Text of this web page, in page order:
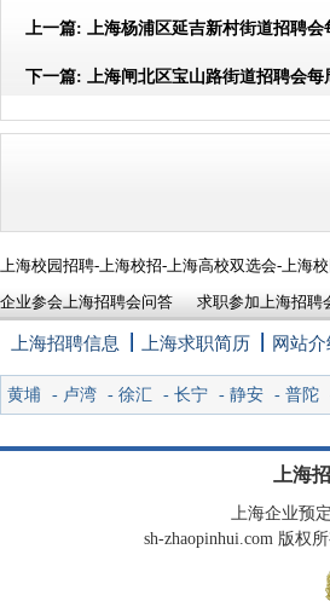
上一篇: 上海杨浦区延吉新村街道招聘
下一篇: 上海闸北区宝山路街道招聘会
上海校园招聘-上海校招-上海高校双选会-上海
企业参会上海招聘会问答 求职参加上海招聘
上海招聘信息 上海求职简历 网站介
黄埔 - 卢湾 - 徐汇 - 长宁 - 静安 - 普陀
上海
上海企业预
sh-zhaopinhui.com 版权